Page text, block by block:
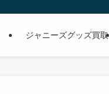
ジャニーズグッズ買取